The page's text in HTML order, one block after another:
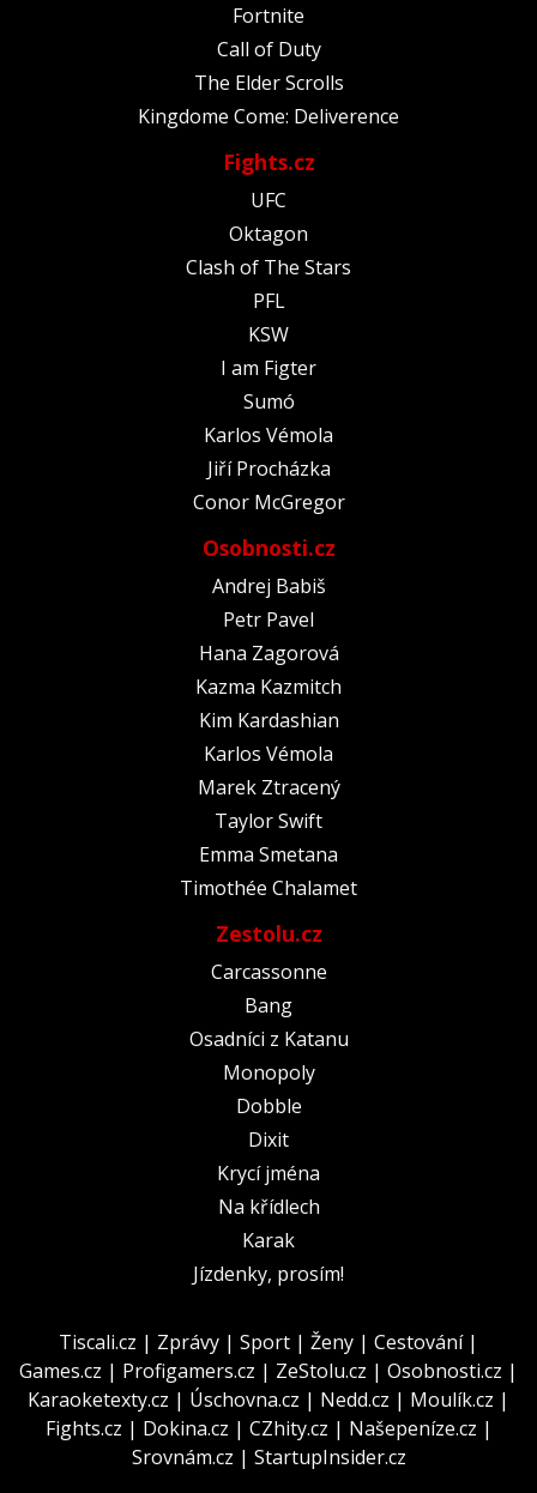
Fortnite
Call of Duty
The Elder Scrolls
Kingdome Come: Deliverence
Fights.cz
UFC
Oktagon
Clash of The Stars
PFL
KSW
I am Figter
Sumó
Karlos Vémola
Jiří Procházka
Conor McGregor
Osobnosti.cz
Andrej Babiš
Petr Pavel
Hana Zagorová
Kazma Kazmitch
Kim Kardashian
Karlos Vémola
Marek Ztracený
Taylor Swift
Emma Smetana
Timothée Chalamet
Zestolu.cz
Carcassonne
Bang
Osadníci z Katanu
Monopoly
Dobble
Dixit
Krycí jména
Na křídlech
Karak
Jízdenky, prosím!
Tiscali.cz | Zprávy | Sport | Ženy | Cestování|
Games.cz | Profigamers.cz | ZeStolu.cz | Osobnosti.cz |
Karaoketexty.cz | Úschovna.cz | Nedd.cz | Moulík.cz |
Fights.cz | Dokina.cz | CZhity.cz | Našepeníze.cz |
Srovnám.cz | StartupInsider.cz